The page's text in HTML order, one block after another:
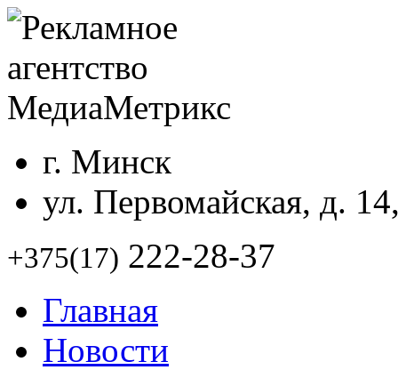
г. Минск
ул. Первомайская, д.
+375(17) 222-28-37
Главная
Новости